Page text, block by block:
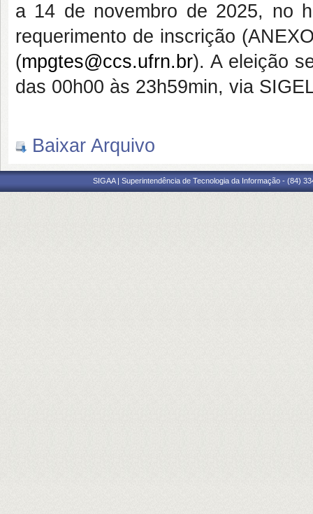
a 14 de novembro de 2025, no
requerimento de inscrição
(mpgtes@ccs.ufrn.br). A eleição
das 00h00 às 23h59min, via
Baixar Arquivo
SIGAA | Superintendência de Tecnologia da Informação - (84)